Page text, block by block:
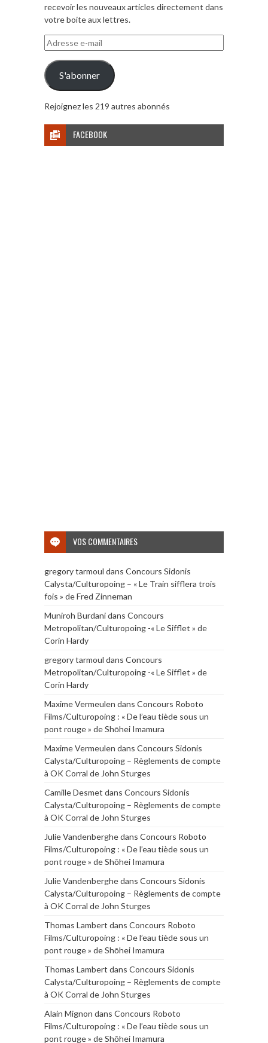
recevoir les nouveaux articles directement dans
votre boite aux lettres.
Adresse
e-
mail
S'abonner
Rejoignez les 219 autres abonnés
FACEBOOK
VOS COMMENTAIRES
gregory tarmoul dans Concours Sidonis
Calysta/Culturopoing – « Le Train sifflera trois
fois » de Fred Zinneman
Muniroh Burdanidans Concours
Metropolitan/Culturopoing -« Le Sifflet » de
Corin Hardy
gregory tarmoul dans Concours
Metropolitan/Culturopoing -« Le Sifflet » de
Corin Hardy
Maxime Vermeulen dans Concours Roboto
Films/Culturopoing : « De l’eau tiède sous un
pont rouge » de Shōhei Imamura
Maxime Vermeulen dans Concours Sidonis
Calysta/Culturopoing – Règlements de compte
à OK Corral de John Sturges
Camille Desmet dans Concours Sidonis
Calysta/Culturopoing – Règlements de compte
à OK Corral de John Sturges
Julie Vandenberghedans Concours Roboto
Films/Culturopoing : « De l’eau tiède sous un
pont rouge » de Shōhei Imamura
Julie Vandenberghedans Concours Sidonis
Calysta/Culturopoing – Règlements de compte
à OK Corral de John Sturges
Thomas Lambert dans Concours Roboto
Films/Culturopoing : « De l’eau tiède sous un
pont rouge » de Shōhei Imamura
Thomas Lambert dans Concours Sidonis
Calysta/Culturopoing – Règlements de compte
à OK Corral de John Sturges
Alain Mignon dans Concours Roboto
Films/Culturopoing : « De l’eau tiède sous un
pont rouge » de Shōhei Imamura